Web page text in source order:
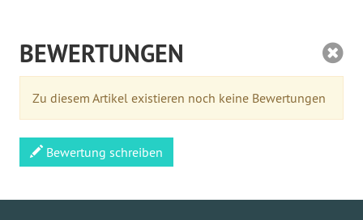
BEWERTUNGEN
Zu diesem Artikel existieren noch keine Bewertungen
Bewertung schreiben